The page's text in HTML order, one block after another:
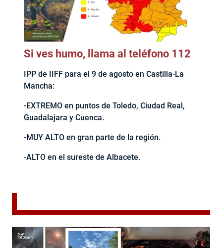
Si ves humo, llama al teléfono 112
IPP de IIFF para el 9 de agosto en Castilla-La
Mancha:
-EXTREMO en puntos de Toledo, Ciudad Real,
Guadalajara y Cuenca.
-MUY ALTO en gran parte de la región.
-ALTO en el sureste de Albacete.